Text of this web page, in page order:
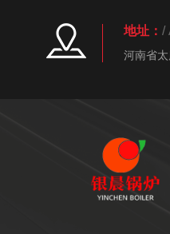
地址： /
河南省